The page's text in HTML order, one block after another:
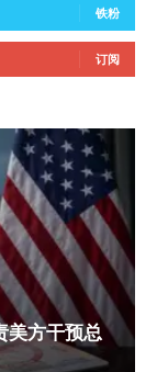
铁粉
订阅
美方干预总